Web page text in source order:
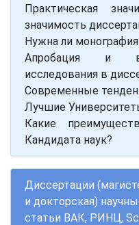
Практическая
значимость
Нужна ли
Апробация и
исследования в
Современные
Лучшие
Какие
Кандидата наук?
Диссертации
и докторская)
статьи ВАК, РИНЦ,